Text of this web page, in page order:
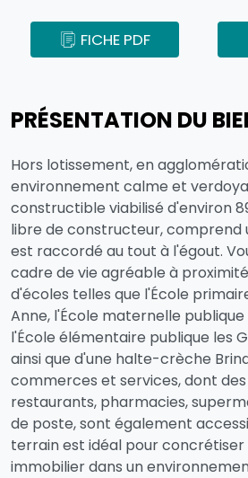
FICHE PDF
PRÉSENTATION DU
Hors lotissement, en
environnement calme et
constructible viabilisé d'environ
libre de constructeur, comprend
est raccordé au tout à l'égout.
cadre de vie agréable à
d'écoles telles que l'École
Anne, l'École maternelle
l'École élémentaire publique les
ainsi que d'une halte-crèche
commerces et services, dont
restaurants, pharmacies,
de poste, sont également
terrain est idéal pour
immobilier dans un